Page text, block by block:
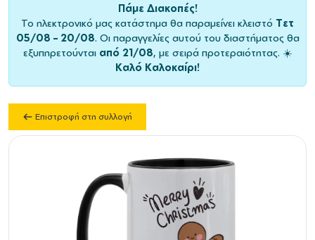
Πάμε Διακοπές!
Το ηλεκτρονικό μας κατάστημα θα παραμείνει κλειστό Τετ
05/08 – 20/08. Οι παραγγελίες αυτού του διαστήματος θα
εξυπηρετούνται από 21/08, με σειρά προτεραιότητας. ☀️
Καλό Καλοκαίρι!
Επιστροφή στη συλλογή